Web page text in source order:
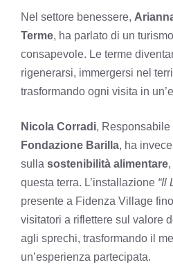
Nel settore benessere,
Terme, ha parlato di un
consapevole. Le terme
rigenerarsi, immergersi nel
trasformando ogni visita in
Nicola Corradi,
Fondazione Barilla, ha
sulla sostenibilità alimentare
questa terra. L’installazione “Il
presente a Fidenza Village
visitatori a riflettere sul valore
agli sprechi, trasformando il
un’esperienza partecipata.